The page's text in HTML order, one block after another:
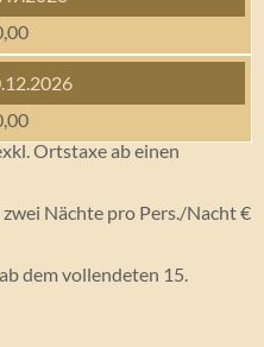
Ortstaxe ab einen
Nächte pro Pers./Nacht €
dem vollendeten 15.